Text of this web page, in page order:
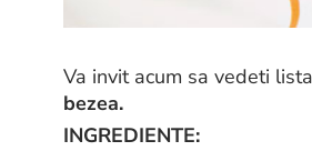
Va invit acum sa vedeti
bezea.
INGREDIENTE: